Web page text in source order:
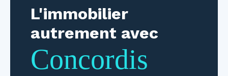
L'immobilier
autrement avec
Concordis